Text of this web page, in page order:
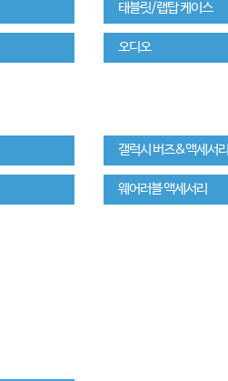
태블릿/랩탑 케이스
오디오
갤럭시 버즈&액세서리
웨어러블 액세서리